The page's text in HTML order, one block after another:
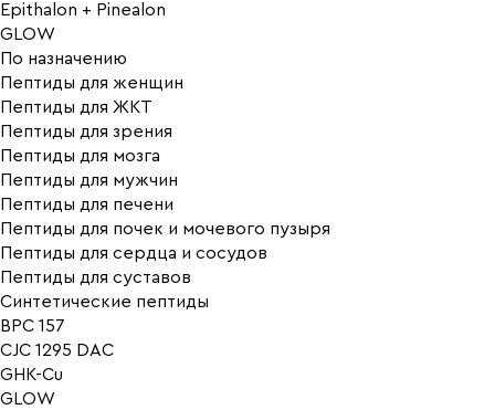
Epithalon + Pinealon
GLOW
По назначению
Пептиды для женщин
Пептиды для ЖКТ
Пептиды для зрения
Пептиды для мозга
Пептиды для мужчин
Пептиды для печени
Пептиды для почек и мочевого пузыря
Пептиды для сердца и сосудов
Пептиды для суставов
Синтетические пептиды
BPC 157
CJC 1295 DAC
GHK-Cu
GLOW